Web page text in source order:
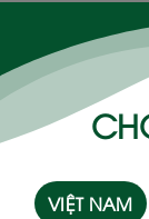
VIỆT NAM